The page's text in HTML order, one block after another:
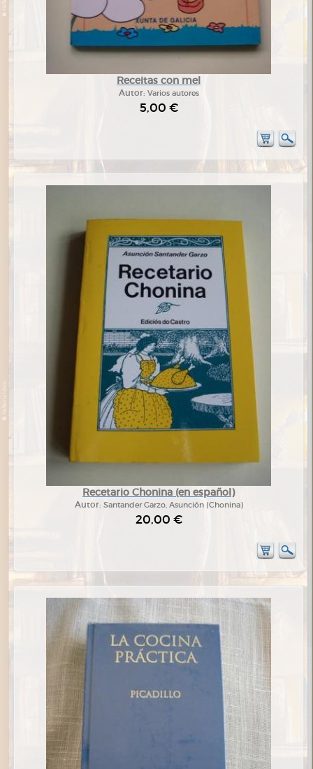
Receitas con mel
Autor: Varios autores
5,00 €
Recetario Chonina (en español)
Autor: Santander Garzo, Asunción (Chonina)
20,00 €